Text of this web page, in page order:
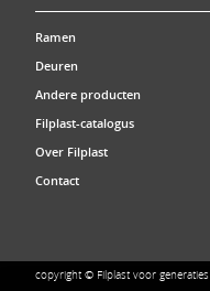
Ramen
Deuren
Andere producten
Filplast-catalogus
Over Filplast
Contact
copyright © Filplast voor generaties